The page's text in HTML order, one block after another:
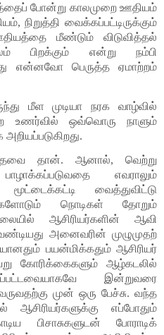
போன்று காலமுறை ஊதியம்
வைக்கப்பட்டிருக்கும்
மீண்டும் விடுவித்தல்
பிறக்கும் என்று நம்பி
என்னவோ பெருத்த ஏமாற்றம்
மீள முடியா நரக வாழ்வில்
உணர்வில் ஒவ்வொரு நாளும்
தான். ஆனால், வெற்று
எவராலும்
வைத்துவிட்டு
நொடிகள் தோறும்
ஆசிரியர்களின் ஆவி
அனைவரின் முழுமுதற்
பயன்மிக்கதும் ஆசிரியர்
கோரிக்கைகளும் ஆழ்கடலில்
இன்றுவரை
முன் ஒரு பேச்சு. வந்த
ஆசிரியர்களுக்கு எப்போதும்
பிசாசுகளுடன் போராடிக்